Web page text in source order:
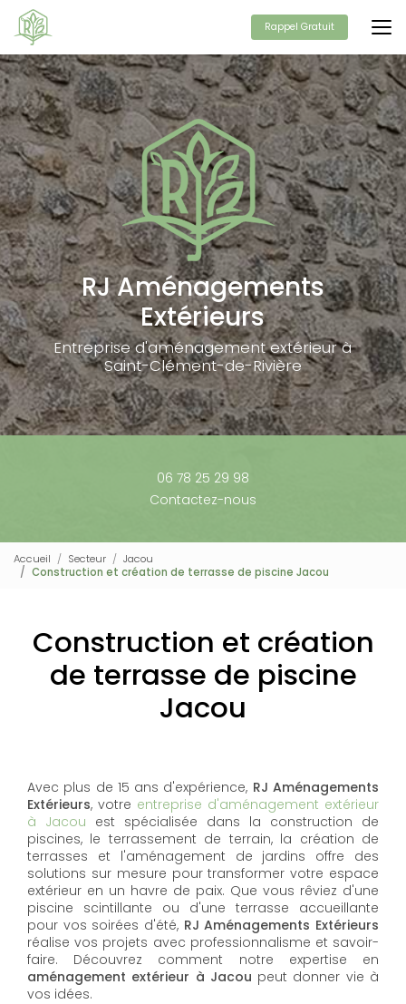
Aller
contenu
principal
Rappel Gratuit
RJ Aménagements
Extérieurs
Entreprise d'aménagement extérieur à
Saint-Clément-de-Rivière
06 78 25 29 98
Contactez-nous
Accueil Secteur
Jacou
Construction et création de terrasse de piscine Jacou
Construction et création
de terrasse de piscine
Jacou
Avec plus de 15 ans d'expérience, RJ Aménagements
Extérieurs, votre entreprise d'aménagement extérieur
à Jacou est spécialisée dans la construction de
piscines, le terrassement de terrain, la création de
terrasses et l'aménagement de jardins offre des
solutions sur mesure pour transformer votre espace
extérieur en un havre de paix. Que vous rêviez d'une
piscine scintillante ou d'une terrasse accueillante
pour vos soirées d'été, RJ Aménagements Extérieurs
réalise vos projets avec professionnalisme et savoir-
faire. Découvrez comment notre expertise en
aménagement extérieur à Jacou peut donner vie à
vos idées.